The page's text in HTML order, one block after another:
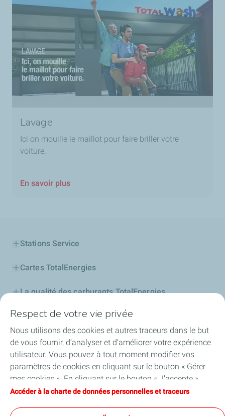
Lavage
Ici on mouille le maillot pour faire briller votre
voiture.
En savoir plus
Stations Service
Cartes TotalEnergies
La qualité des carburants TotalEnergies
Lubrifiants
Gaz
Professionnels
Football
Découvrez EXCELLIUM
Respect de votre vie privée
Nous utilisons des cookies et autres traceurs dans le but
de vous fournir, d’analyser et d’améliorer votre expérience
utilisateur. Vous pouvez à tout moment modifier vos
paramètres de cookies en cliquant sur le bouton « Gérer
mes cookies ». En cliquant sur le bouton « J’accepte »,
vous acceptez le dépôt de l’ensemble des cookies. Dans le
Accéder à la charte de données personnelles et traceurs